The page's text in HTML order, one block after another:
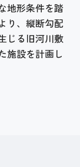
地形条件を踏
り、縦断勾配
じる旧河川敷
施設を計画し